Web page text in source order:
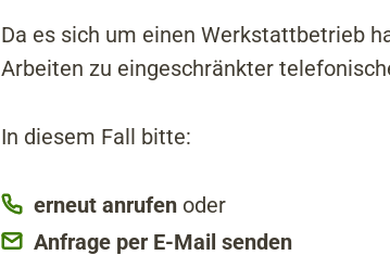
Da es sich um einen Werkstattbetrieb
Arbeiten zu eingeschränkter
In diesem Fall bitte:
erneut anrufen oder
Anfrage per E-Mail senden